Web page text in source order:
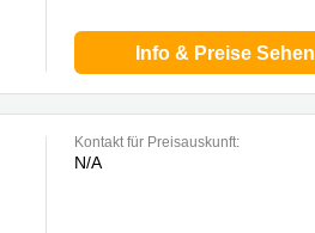
Info & Preise Sehen
Kontakt für Preisauskunft:
N/A